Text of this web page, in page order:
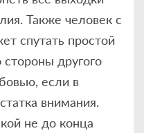
Также человек с
спутать простой
другого
если в
внимания.
не до конца